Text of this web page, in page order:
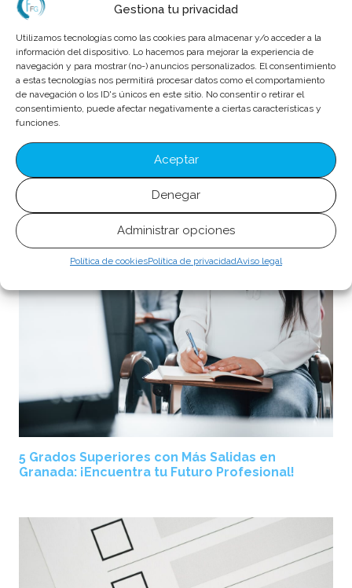
Gestiona tu privacidad
Utilizamos tecnologías como las cookies para almacenar y/o acceder a la
información del dispositivo. Lo hacemos para mejorar la experiencia de
navegación y para mostrar (no-) anuncios personalizados. El consentimiento
a estas tecnologías nos permitirá procesar datos como el comportamiento
de navegación o los ID's únicos en este sitio. No consentir o retirar el
consentimiento, puede afectar negativamente a ciertas características y
funciones.
Aceptar
Denegar
Administrar opciones
Política de cookiesPolítica de privacidadAviso legal
¿Qué es un técnico sanitario y cuáles son sus
funciones?
5 Grados Superiores con Más Salidas en
Granada: ¡Encuentra tu Futuro Profesional!